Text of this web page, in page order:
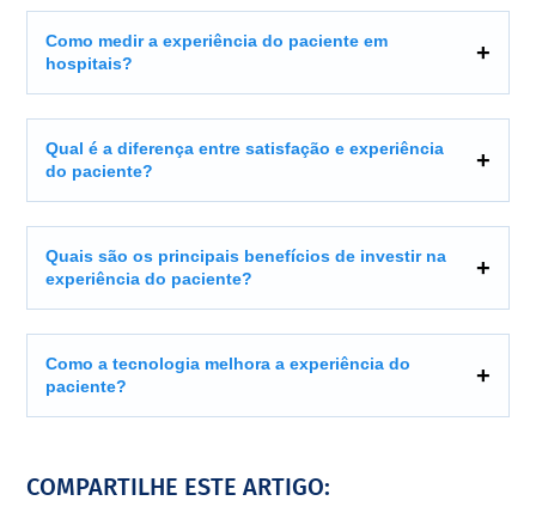
Como medir a experiência do paciente em
hospitais?
Qual é a diferença entre satisfação e experiência
do paciente?
Quais são os principais benefícios de investir na
experiência do paciente?
Como a tecnologia melhora a experiência do
paciente?
COMPARTILHE ESTE ARTIGO: